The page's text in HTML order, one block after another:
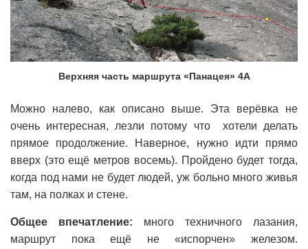
Верхняя часть маршрута «Панацея» 4А
Можно налево, как описано выше. Эта верёвка не
очень интересная, лезли потому что хотели делать
прямое продолжение. Наверное, нужно идти прямо
вверх (это ещё метров восемь). Пройдено будет тогда,
когда под нами не будет людей, уж больно много живья
там, на полках и стене.
Общее впечатление: много техничного лазания,
маршрут пока ещё не «испорчен» железом.